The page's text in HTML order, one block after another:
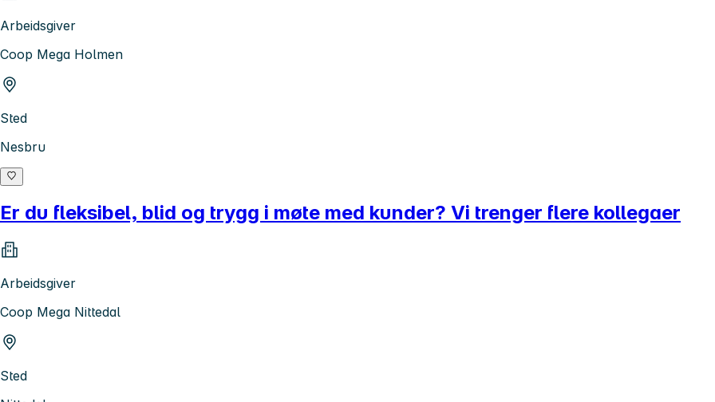
Arbeidsgiver
Coop Mega Holmen
Sted
Nesbru
Er du fleksibel, blid og trygg i møte med kunder? Vi trenger flere kollegaer
Arbeidsgiver
Coop Mega Nittedal
Sted